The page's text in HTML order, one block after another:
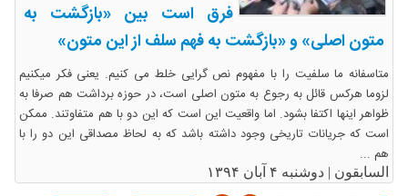
فرق است بین «بازگشت به
متون اصلی» و «بازگشت به فهم سلف از این متون»
متاسفانه ما سلفیت را با مفهوم نص گرایی خلط می کنیم. یعنی فکر میکنیم
لزوما هرکس قائل به رجوع به متون اصلی است، در حوزه برداشت هم صرفا به
ظواهر اینها اکتفا بشود. اما واقعیت این است که این دو با هم متفاوتند. ممکن
است که جریانات تاریخی وجود داشته باشد که به لحاظ مصداقی این دو را با
هم ...
السابقون | دوشنبه ۴ آبان ۱۳۹۴